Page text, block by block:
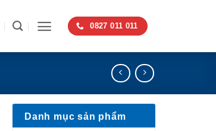
0827 011 011
Danh mục sản phẩm